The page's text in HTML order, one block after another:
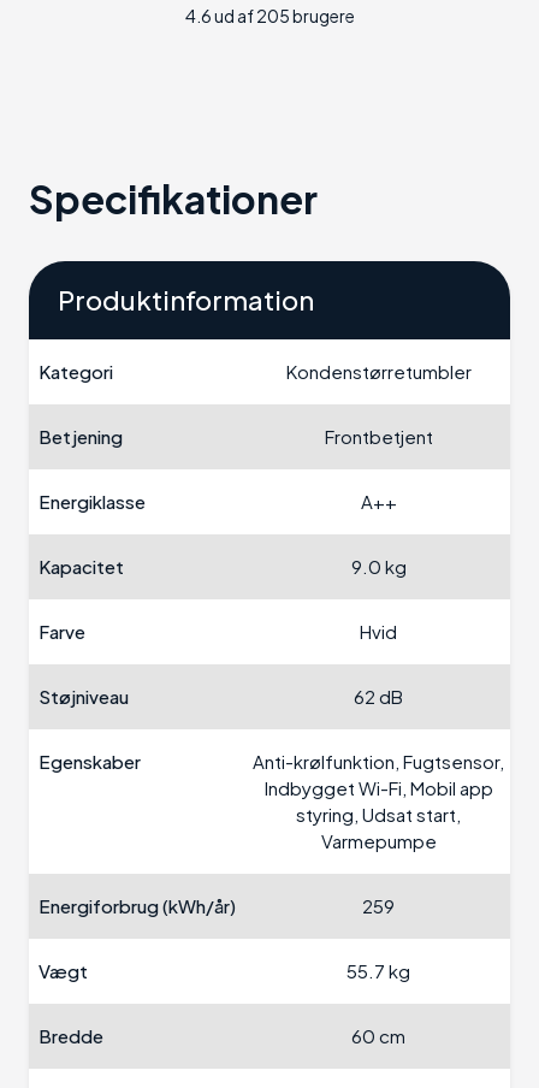
4.6 ud af 205 brugere
Specifikationer
Produktinformation
Kategori Kondenstørretumbler
Betjening Frontbetjent
Energiklasse A++
Kapacitet 9.0 kg
Farve Hvid
Støjniveau 62 dB
Egenskaber
Anti-krølfunktion, Fugtsensor,
Indbygget Wi-Fi, Mobil app
styring, Udsat start,
Varmepumpe
Energiforbrug (kWh/år) 259
Vægt 55.7 kg
Bredde 60 cm